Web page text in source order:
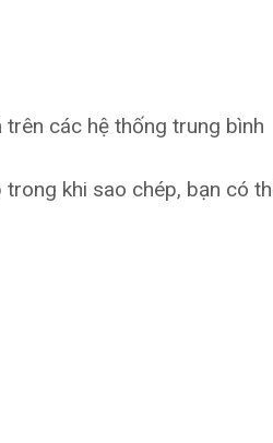
các hệ thống trung bình
khi sao chép, bạn có